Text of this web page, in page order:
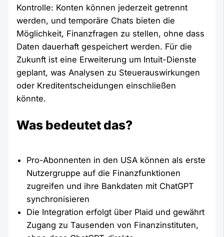
Kontrolle: Konten können jederzeit getrennt
werden, und temporäre Chats bieten die
Möglichkeit, Finanzfragen zu stellen, ohne dass
Daten dauerhaft gespeichert werden. Für die
Zukunft ist eine Erweiterung um Intuit-Dienste
geplant, was Analysen zu Steuerauswirkungen
oder Kreditentscheidungen einschließen
könnte.
Was bedeutet das?
Pro-Abonnenten in den USA können als erste
Nutzergruppe auf die Finanzfunktionen
zugreifen und ihre Bankdaten mit ChatGPT
synchronisieren
Die Integration erfolgt über Plaid und gewährt
Zugang zu Tausenden von Finanzinstituten,